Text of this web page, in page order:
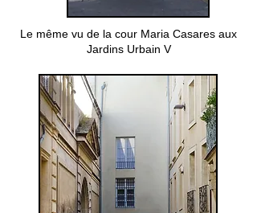
Le même vu de la cour Maria Casares aux
Jardins Urbain V